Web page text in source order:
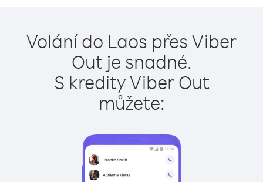
Volání do Laos přes Viber
Out je snadné.
S kredity Viber Out
můžete: